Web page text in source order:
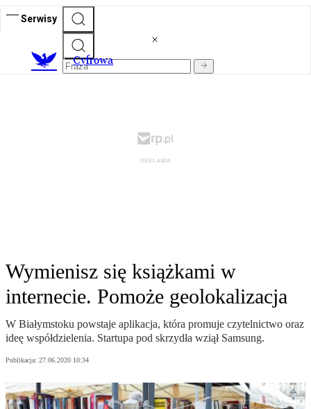
Serwisy
Cyfrowa
Wymienisz się książkami w
internecie. Pomoże geolokalizacja
W Białymstoku powstaje aplikacja, która promuje czytelnictwo oraz
ideę współdzielenia. Startupa pod skrzydła wziął Samsung.
Publikacja: 27.06.2020 10:34